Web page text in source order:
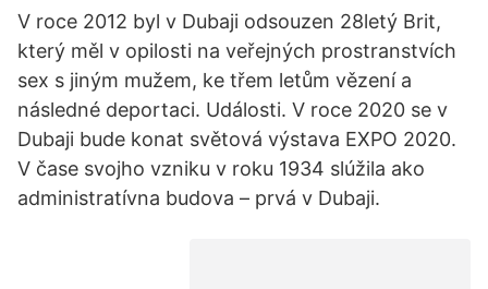
V roce 2012 byl v Dubaji odsouzen 28letý Brit,
který měl v opilosti na veřejných prostranstvích
sex s jiným mužem, ke třem letům vězení a
následné deportaci. Události. V roce 2020 se v
Dubaji bude konat světová výstava EXPO 2020.
V čase svojho vzniku v roku 1934 slúžila ako
administratívna budova – prvá v Dubaji.